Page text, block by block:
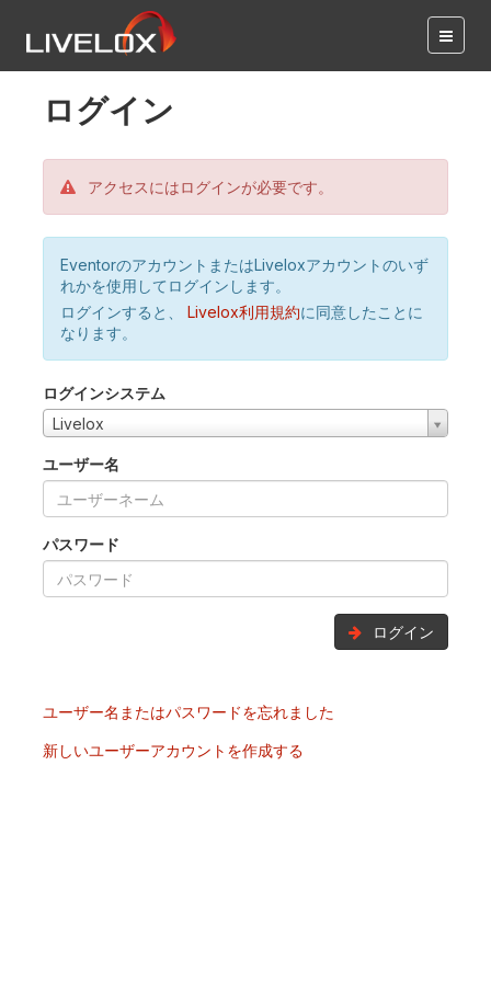
ログイン
アクセスにはログインが必要です。
EventorのアカウントまたはLiveloxアカウントのいず
れかを使用してログインします。
ログインすると、
Livelox利用規約に同意したことに
なります。
ログインシステム
Livelox
ユーザー名
パスワード
ログイン
ユーザー名またはパスワードを忘れました
新しいユーザーアカウントを作成する